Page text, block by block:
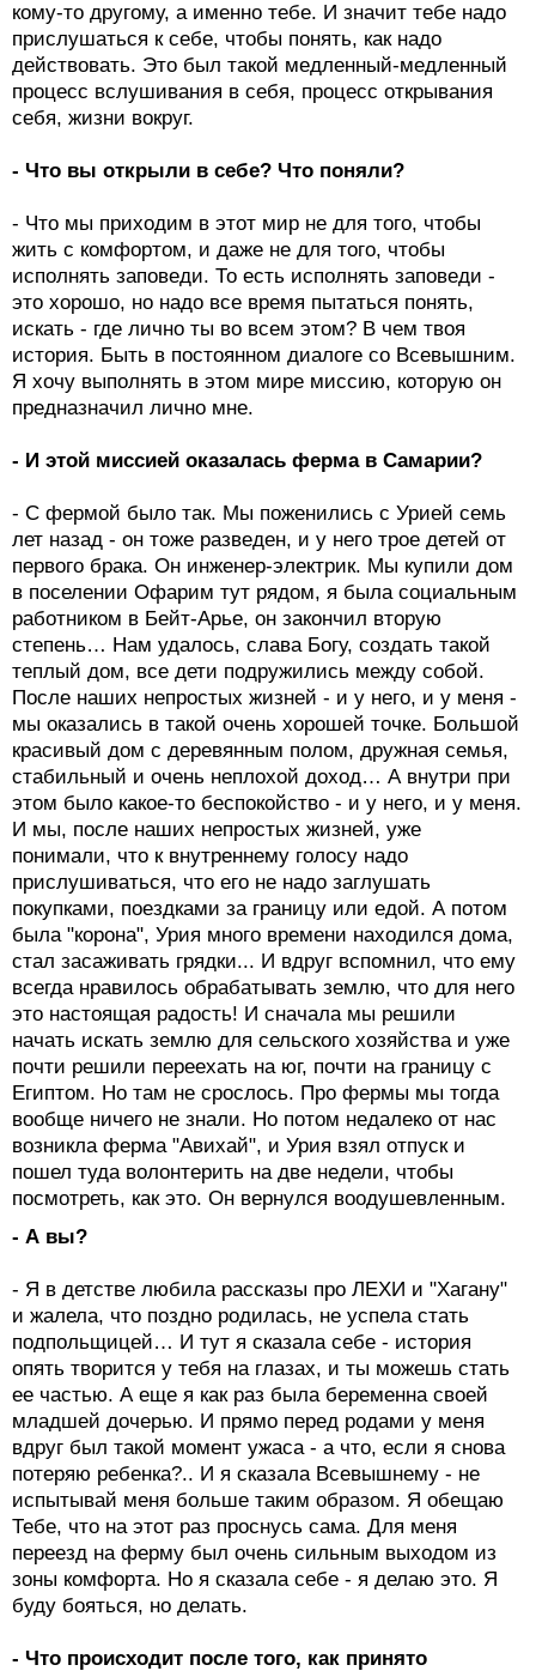
кому-то другому, а именно тебе. И значит тебе надо
прислушаться к себе, чтобы понять, как надо
действовать. Это был такой медленный-медленный
процесс вслушивания в себя, процесс открывания
себя, жизни вокруг.
- Что вы открыли в себе? Что поняли?
- Что мы приходим в этот мир не для того, чтобы
жить с комфортом, и даже не для того, чтобы
исполнять заповеди. То есть исполнять заповеди -
это хорошо, но надо все время пытаться понять,
искать - где лично ты во всем этом? В чем твоя
история. Быть в постоянном диалоге со Всевышним.
Я хочу выполнять в этом мире миссию, которую он
предназначил лично мне.
- И этой миссией оказалась ферма в Самарии?
- С фермой было так. Мы поженились с Урией семь
лет назад - он тоже разведен, и у него трое детей от
первого брака. Он инженер-электрик. Мы купили дом
в поселении Офарим тут рядом, я была социальным
работником в Бейт-Арье, он закончил вторую
степень… Нам удалось, слава Богу, создать такой
теплый дом, все дети подружились между собой.
После наших непростых жизней - и у него, и у меня -
мы оказались в такой очень хорошей точке. Большой
красивый дом с деревянным полом, дружная семья,
стабильный и очень неплохой доход… А внутри при
этом было какое-то беспокойство - и у него, и у меня.
И мы, после наших непростых жизней, уже
понимали, что к внутреннему голосу надо
прислушиваться, что его не надо заглушать
покупками, поездками за границу или едой. А потом
была "корона", Урия много времени находился дома,
стал засаживать грядки... И вдруг вспомнил, что ему
всегда нравилось обрабатывать землю, что для него
это настоящая радость! И сначала мы решили
начать искать землю для сельского хозяйства и уже
почти решили переехать на юг, почти на границу с
Египтом. Но там не срослось. Про фермы мы тогда
вообще ничего не знали. Но потом недалеко от нас
возникла ферма "Авихай", и Урия взял отпуск и
пошел туда волонтерить на две недели, чтобы
посмотреть, как это. Он вернулся воодушевленным.
- А вы?
- Я в детстве любила рассказы про ЛЕХИ и "Хагану"
и жалела, что поздно родилась, не успела стать
подпольщицей… И тут я сказала себе - история
опять творится у тебя на глазах, и ты можешь стать
ее частью. А еще я как раз была беременна своей
младшей дочерью. И прямо перед родами у меня
вдруг был такой момент ужаса - а что, если я снова
потеряю ребенка?.. И я сказала Всевышнему - не
испытывай меня больше таким образом. Я обещаю
Тебе, что на этот раз проснусь сама. Для меня
переезд на ферму был очень сильным выходом из
зоны комфорта. Но я сказала себе - я делаю это. Я
буду бояться, но делать.
- Что происходит после того, как принято